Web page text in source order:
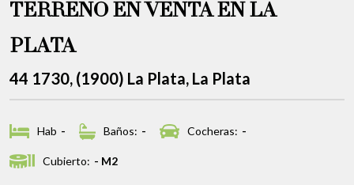
TERRENO EN VENTA EN LA
PLATA
44 1730, (1900) La Plata, La Plata
Hab - Baños: - Cocheras: -
Cubierto: - M2